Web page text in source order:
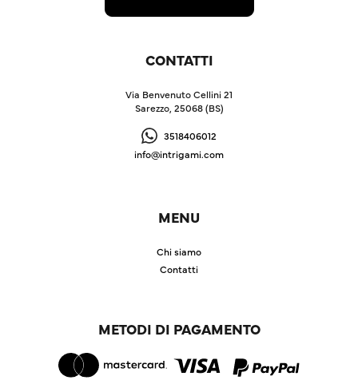
CONTATTI
Via Benvenuto Cellini 21
Sarezzo, 25068 (BS)
3518406012
info@intrigami.com
MENU
Chi siamo
Contatti
METODI DI PAGAMENTO